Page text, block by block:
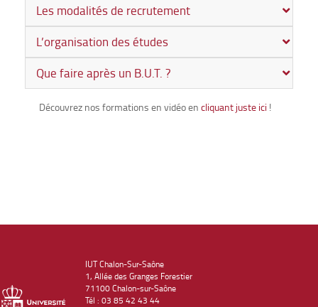
Les modalités de recrutement
L’organisation des études
Que faire après un B.U.T. ?
Découvrez nos formations en vidéo en cliquant juste ici !
IUT Chalon-Sur-Saône
1, Allée des Granges Forestier
71100 Chalon-sur-Saône
Tél : 03 85 42 43 44